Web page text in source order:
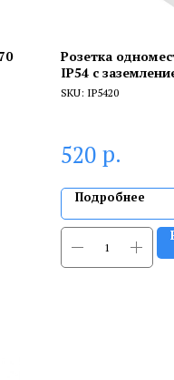
Розетка
IP54 с
KRANZ
SKU: IP5420
520 р.
Подробнее